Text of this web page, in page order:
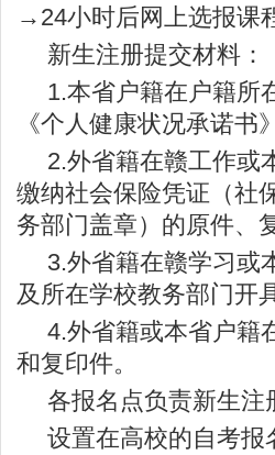
→24小时后网上选报课
新生注册提交材料：
1.本省户籍在户籍所
《个人健康状况承诺书
2.外省籍在赣工作或
缴纳社会保险凭证（社
务部门盖章）的原件、
3.外省籍在赣学习或
及所在学校教务部门开
4.外省籍或本省户籍
和复印件。
各报名点负责新生注
设置在高校的自考报